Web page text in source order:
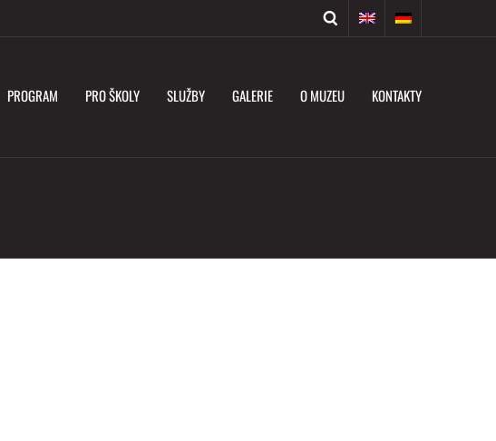
PROGRAM PRO ŠKOLY SLUŽBY GALERIE O MUZEU KONTAKTY